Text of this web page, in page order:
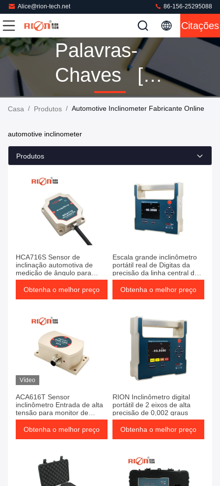
Alice@rion-tech.net 86-156-25295088
Citações
Palavras-
Chaves [
Automotive
] Fósforo 14
Produtos
Casa / Produtos / Automotive Inclinometer Fabricante Online
automotive inclinometer
Produtos
HCA716S Sensor de
inclinação automotiva de
medição de ângulo para
monitor de edifícios antigos
Obtenha o melhor preço
Escala grande inclinômetro
portátil real de Digitas da
precisão da linha central da
categoria da indústria do
único
Obtenha o melhor preço
Vídeo
ACA616T Sensor
inclinômetro Entrada de alta
tensão para monitor de
inclinação de edifícios
Obtenha o melhor preço
RION Inclinômetro digital
portátil de 2 eixos de alta
precisão de 0,002 graus
Obtenha o melhor preço